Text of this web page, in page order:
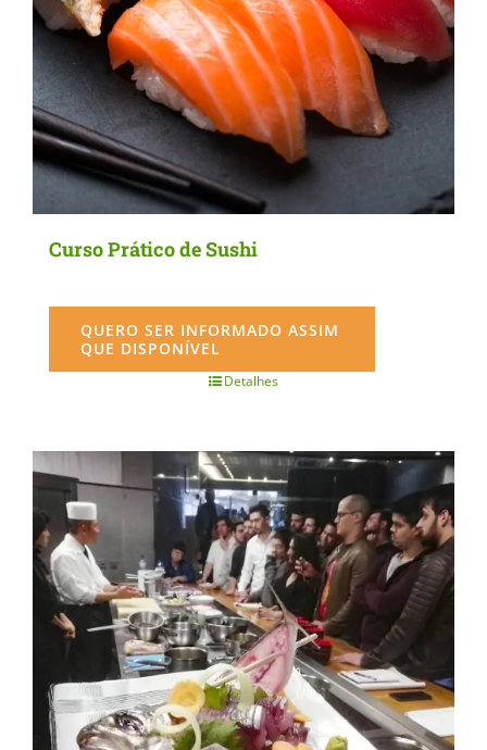
Curso Prático de Sushi
QUERO SER INFORMADO ASSIM
QUE DISPONÍVEL
Detalhes